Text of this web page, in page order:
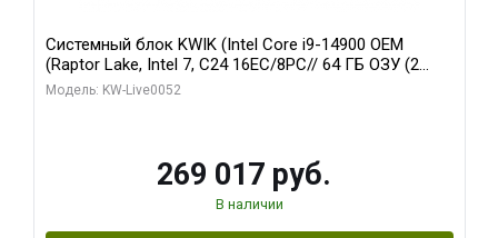
Системный блок KWIK (Intel Core i9-14900 OEM
(Raptor Lake, Intel 7, C24 16EC/8PC// 64 ГБ ОЗУ (2
модуля)/ Palit RTX5080 GAMINGPRO OC 16GB GDDR7
Модель: KW-Live0052
269 017 руб.
В наличии